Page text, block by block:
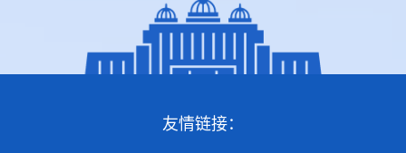
友情链接：